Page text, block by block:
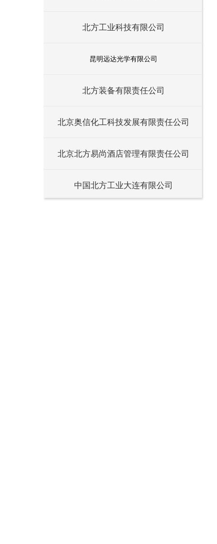
北方工业科技有限公司
昆明远达光学有限公司
北方装备有限责任公司
北京奥信化工科技发展有限责任公司
北京北方易尚酒店管理有限责任公司
中国北方工业大连有限公司